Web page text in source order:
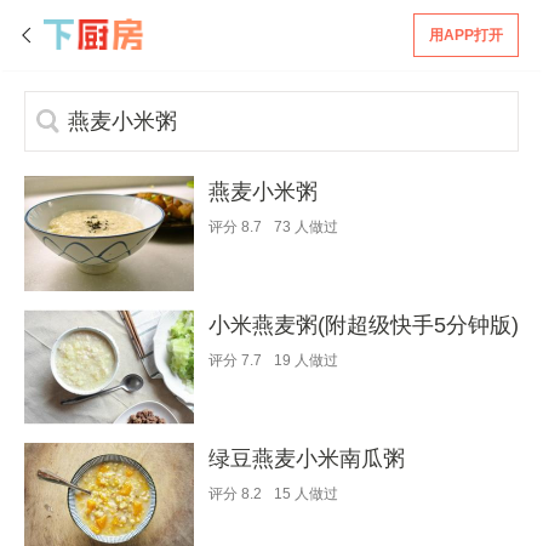
用APP打开
燕麦小米粥
评分 8.7 73 人做过
小米燕麦粥(附超级快手5分钟版)
评分 7.7 19 人做过
绿豆燕麦小米南瓜粥
评分 8.2 15 人做过